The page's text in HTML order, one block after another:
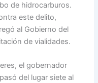
de hidrocarburos.
este delito,
al Gobierno del
de vialidades.
el gobernador
del lugar siete al